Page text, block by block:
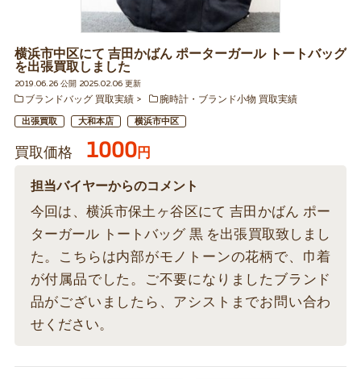
横浜市中区にて 吉田かばん ポーターガール トートバッグ
を出張買取しました
2019.06.26 公開 2025.02.06 更新
ブランドバッグ 買取実績
腕時計・ブランド小物 買取実績
出張買取 大和本店 横浜市中区
買取価格 1000円
担当バイヤーからのコメント
今回は、横浜市保土ヶ谷区にて 吉田かばん ポー
ターガール トートバッグ 黒 を出張買取致しまし
た。こちらは内部がモノトーンの花柄で、巾着
が付属品でした。ご不要になりましたブランド
品がございましたら、アシストまでお問い合わ
せください。